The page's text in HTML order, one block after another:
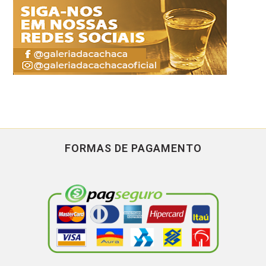
FORMAS DE PAGAMENTO